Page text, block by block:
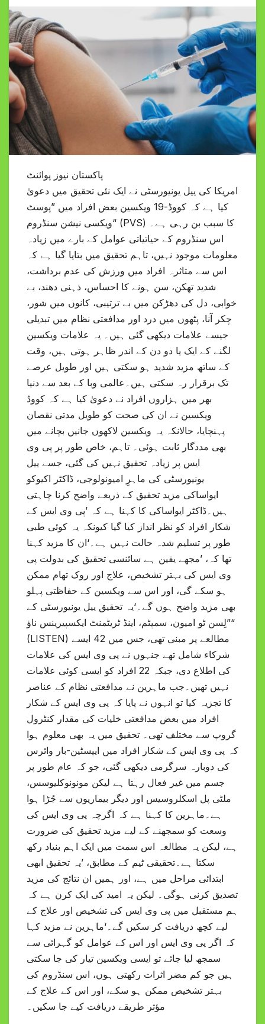
پاکستان نیوز پوائنٹ
امریکا کی ییل یونیورسٹی نے ایک نئی تحقیق میں دعویٰ
کیا ہے کہ کووڈ-19 ویکسین بعض افراد میں ”پوسٹ
ویکسی نیشن سنڈروم“ (PVS) کا سبب بن رہی ہے۔
اس سنڈروم کے حیاتیاتی عوامل کے بارے میں زیادہ
معلومات موجود نہیں، تاہم تحقیق میں بتایا گیا ہے کہ
اس سے متاثرہ افراد میں ورزش کی عدم برداشت،
شدید تھکن، سن ہونے کا احساس، ذہنی دھند، بے
خوابی، دل کی دھڑکن میں بے ترتیبی، کانوں میں شور،
چکر آنا، پٹھوں میں درد اور مدافعتی نظام میں تبدیلی
جیسے علامات دیکھی گئی ہیں۔ یہ علامات ویکسین
لگنے کے ایک یا دو دن کے اندر ظاہر ہوتی ہیں، وقت
کے ساتھ مزید شدید ہو سکتی ہیں اور طویل عرصے
تک برقرار رہ سکتی ہیں۔عالمی وبا کے بعد سے دنیا
بھر میں ہزاروں افراد نے دعویٰ کیا ہے کہ کووڈ
ویکسین نے ان کی صحت کو طویل مدتی نقصان
پہنچایا، حالانکہ یہ ویکسین لاکھوں جانیں بچانے میں
بھی مددگار ثابت ہوئی۔ تاہم، خاص طور پر پی وی
ایس پر زیادہ تحقیق نہیں کی گئی، جسے ییل
یونیورسٹی کی ماہرِ امیونولوجی، ڈاکٹر اکیوکو
ایواساکی مزید تحقیق کے ذریعے واضح کرنا چاہتی
ہیں۔ڈاکٹر ایواساکی کا کہنا ہے کہ ’پی وی ایس کے
شکار افراد کو نظر انداز کیا گیا کیونکہ یہ کوئی طبی
طور پر تسلیم شدہ حالت نہیں ہے۔‘ان کا مزید کہنا
تھا کہ، ’مجھے یقین ہے سائنسی تحقیق کی بدولت پی
وی ایس کی بہتر تشخیص، علاج اور روک تھام ممکن
ہو سکے گی، اور اس سے ویکسین کے حفاظتی پہلو
بھی مزید واضح ہوں گے۔‘یہ تحقیق ییل یونیورسٹی کے
”لِسن ٹو امیون، سمپٹم، اینڈ ٹریٹمنٹ ایکسپیرینس ناؤ“
(LISTEN) مطالعے پر مبنی تھی، جس میں 42 ایسے
شرکاء شامل تھے جنہوں نے پی وی ایس کی علامات
کی اطلاع دی، جبکہ 22 افراد کو ایسی کوئی علامات
نہیں تھیں۔جب ماہرین نے مدافعتی نظام کے عناصر
کا تجزیہ کیا تو انہوں نے پایا کہ پی وی ایس کے شکار
افراد میں بعض مدافعتی خلیات کی مقدار کنٹرول
گروپ سے مختلف تھی۔ تحقیق میں یہ بھی معلوم ہوا
کہ پی وی ایس کے شکار افراد میں ایپسٹین-بار وائرس
کی دوبارہ سرگرمی دیکھی گئی، جو کہ عام طور پر
جسم میں غیر فعال رہتا ہے لیکن مونونوکلیوسس،
ملٹی پل اسکلروسیس اور دیگر بیماریوں سے جُڑا ہوا
ہے۔ماہرین کا کہنا ہے کہ اگرچہ پی وی ایس کی
وسعت کو سمجھنے کے لیے مزید تحقیق کی ضرورت
ہے، لیکن یہ مطالعہ اس سمت میں ایک اہم بنیاد رکھ
سکتا ہے۔تحقیقی ٹیم کے مطابق، ’یہ تحقیق ابھی
ابتدائی مراحل میں ہے، اور ہمیں ان نتائج کی مزید
تصدیق کرنی ہوگی۔ لیکن یہ امید کی ایک کرن ہے کہ
ہم مستقبل میں پی وی ایس کی تشخیص اور علاج کے
لیے کچھ دریافت کر سکیں گے۔‘ماہرین نے مزید کہا
کہ اگر پی وی ایس اور اس کے عوامل کو گہرائی سے
سمجھ لیا جائے تو ایسی ویکسین تیار کی جا سکتی
ہیں جو کم مضر اثرات رکھتی ہوں، اس سنڈروم کی
بہتر تشخیص ممکن ہو سکے، اور اس کے علاج کے
مؤثر طریقے دریافت کیے جا سکیں۔